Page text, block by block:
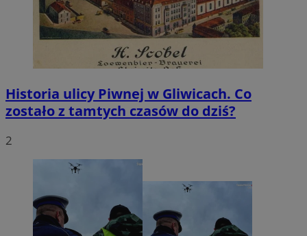
Historia ulicy Piwnej w Gliwicach. Co
zostało z tamtych czasów do dziś?
2